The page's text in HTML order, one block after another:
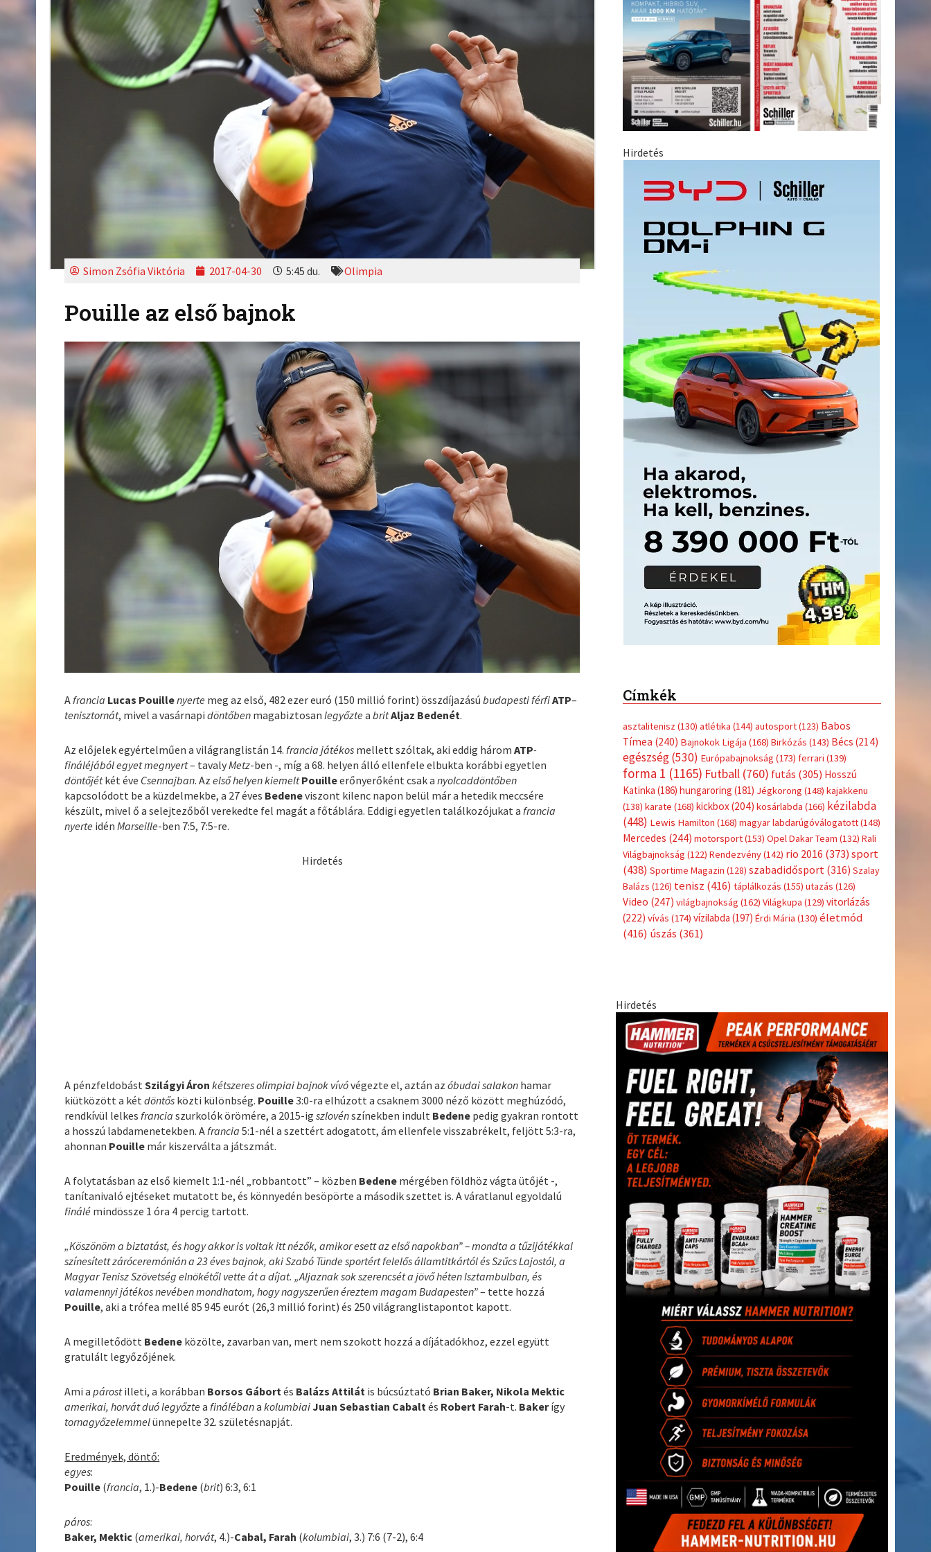
Simon Zsófia Viktória 2017-04-30 5:45 du. Olimpia
Pouille az első bajnok
Afrancia Lucas Pouillenyerte meg az első, 482 ezer euró (150 millió forint) összdíjazásúbudapesti férfiATP–
tenisztornát, mivel a vasárnapidöntőben magabiztosanlegyőzte abritAljaz Bedenét.
Az előjelek egyértelműen a világranglistán 14. francia játékos mellett szóltak, aki eddig háromATP-
fináléjából egyet megnyert– tavalyMetz-ben -, míg a 68. helyen álló ellenfele elbukta korábbi egyetlen
döntőjétkét éve Csennajban. Azelső helyen kiemeltPouilleerőnyerőként csak anyolcaddöntőben
kapcsolódott be a küzdelmekbe, a 27 éves Bedeneviszont kilenc napon belül már a hetedik meccsére
készült, mivel ő a selejtezőből verekedte fel magát a főtáblára. Eddigi egyetlen találkozójukat afrancia
nyerte idénMarseille-ben 7:5, 7:5-re.
Hirdetés
A pénzfeldobástSzilágyi Áron kétszeres olimpiai bajnok vívóvégezte el, aztán azóbudai salakon hamar
kiütközött a kétdöntős közti különbség. Pouille3:0-ra elhúzott a csaknem 3000 néző között meghúzódó,
rendkívül lelkesfrancia szurkolók örömére, a 2015-igszlovénszínekben indult Bedene pedig gyakran rontott
a hosszú labdamenetekben. Afrancia 5:1-nél a szettért adogatott, ám ellenfele visszabrékelt, feljött 5:3-ra,
ahonnan Pouille már kiszerválta a játszmát.
A folytatásban az első kiemelt 1:1-nél „robbantott” – közben Bedene mérgében földhöz vágta ütőjét -,
tanítanivaló ejtéseket mutatott be, és könnyedén besöpörte a második szettet is. A váratlanul egyoldalú
finálé mindössze 1 óra 4 percig tartott.
„Köszönöm a biztatást, és hogy akkor is voltak itt nézők, amikor esett az első napokban” – mondta a tűzijátékkal
színesített záróceremónián a 23 éves bajnok, aki Szabó Tünde sportért felelős államtitkártól és Szűcs Lajostól, a
Magyar Tenisz Szövetség elnökétől vette át a díjat. „Aljaznak sok szerencsét a jövő héten Isztambulban, és
valamennyi játékos nevében mondhatom, hogy nagyszerűen éreztem magam Budapesten”– tette hozzá
Pouille, aki a trófea mellé 85 945 eurót (26,3 millió forint) és 250 világranglistapontot kapott.
A megilletődött Bedene közölte, zavarban van, mert nem szokott hozzá a díjátadókhoz, ezzel együtt
gratulált legyőzőjének.
Ami apárostilleti, a korábban Borsos Gábortés Balázs Attilát is búcsúztató Brian Baker, Nikola Mektic
amerikai, horvát duó legyőzte afinálébanakolumbiaiJuan Sebastian Cabaltés Robert Farah-t. Bakerígy
tornagyőzelemmelünnepelte 32. születésnapját.
Eredmények, döntő:
egyes:
Pouille (francia, 1.)-Bedene (brit) 6:3, 6:1
páros:
Baker, Mektic (amerikai, horvát, 4.)-Cabal, Farah (kolumbiai, 3.) 7:6 (7-2), 6:4
Hirdetés
Címkék
asztalitenisz (130) atlétika (144) autosport(123) Babos
Tímea (240) Bajnokok Ligája (168) Birkózás (143) Bécs (214)
egészség(530) Európabajnokság (173) ferrari (139)
forma 1 (1165) Futball(760) futás (305) Hosszú
Katinka (186) hungaroring (181) Jégkorong (148) kajakkenu
(138) karate (168) kickbox(204) kosárlabda (166) kézilabda
(448) Lewis Hamilton (168) magyar labdarúgóválogatott(148)
Mercedes (244) motorsport(153) Opel Dakar Team (132) Rali
Világbajnokság (122) Rendezvény(142) rio 2016 (373) sport
(438) Sportime Magazin (128) szabadidősport (316) Szalay
Balázs (126) tenisz (416) táplálkozás (155) utazás (126)
Video (247) világbajnokság (162) Világkupa (129) vitorlázás
(222) vívás (174) vízilabda (197) Érdi Mária (130) életmód
(416) úszás (361)
Hirdetés